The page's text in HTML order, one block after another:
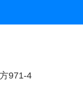
971-4